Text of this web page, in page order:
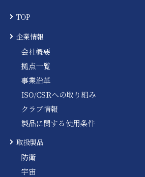
TOP
企業情報
会社概要
拠点一覧
事業沿革
ISO/CSRへの取り組み
クラブ情報
製品に関する使用条件
取扱製品
防衛
宇宙